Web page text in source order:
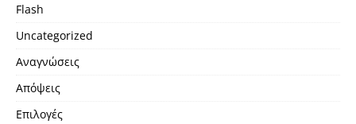
Flash
Uncategorized
Αναγνώσεις
Απόψεις
Επιλογές